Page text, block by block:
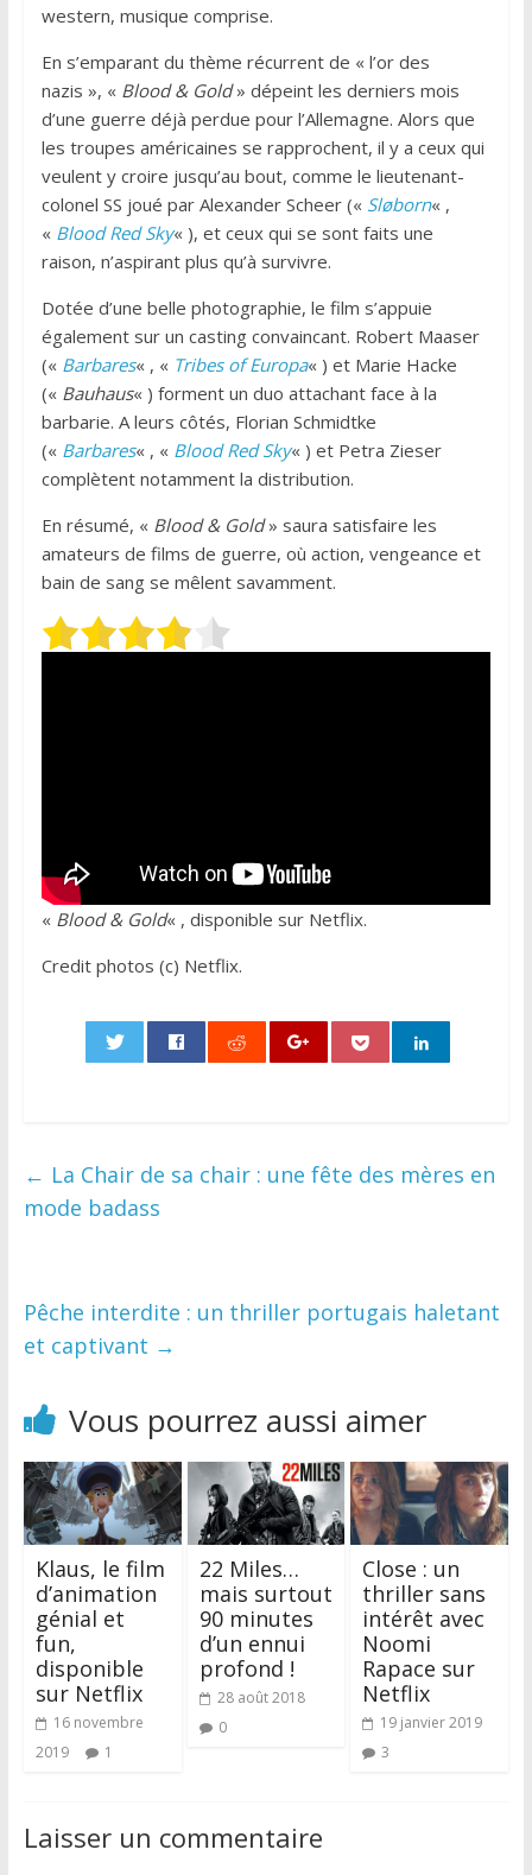
western, musique comprise.
En s’emparant du thème récurrent de « l’or des
nazis », « Blood & Gold» dépeint les derniers mois
d’une guerre déjà perdue pour l’Allemagne. Alors que
les troupes américaines se rapprochent, il y a ceux qui
veulent y croire jusqu’au bout, comme le lieutenant-
colonel SS joué par Alexander Scheer (« Sløborn« ,
« Blood Red Sky« ), et ceux qui se sont faits une
raison, n’aspirant plus qu’à survivre.
Dotée d’une belle photographie, le film s’appuie
également sur un casting convaincant. Robert Maaser
(« Barbares« , « Tribes of Europa« ) et Marie Hacke
(« Bauhaus« ) forment un duo attachant face à la
barbarie. A leurs côtés, Florian Schmidtke
(« Barbares« , « Blood Red Sky« ) et Petra Zieser
complètent notamment la distribution.
En résumé, « Blood & Gold» saura satisfaire les
amateurs de films de guerre, où action, vengeance et
bain de sang se mêlent savamment.
« Blood & Gold« , disponible sur Netflix.
Credit photos (c) Netflix.
← La Chair de sa chair : une fête des mères en
mode badass
Pêche interdite : un thriller portugais haletant
et captivant →
Vous pourrez aussi aimer
Klaus, le film
d’animation
génial et
fun,
disponible
sur Netflix
16 novembre
2019
1
22 Miles…
mais surtout
90 minutes
d’un ennui
profond !
28 août 2018
0
Close : un
thriller sans
intérêt avec
Noomi
Rapace sur
Netflix
19 janvier 2019
3
Laisser un commentaire